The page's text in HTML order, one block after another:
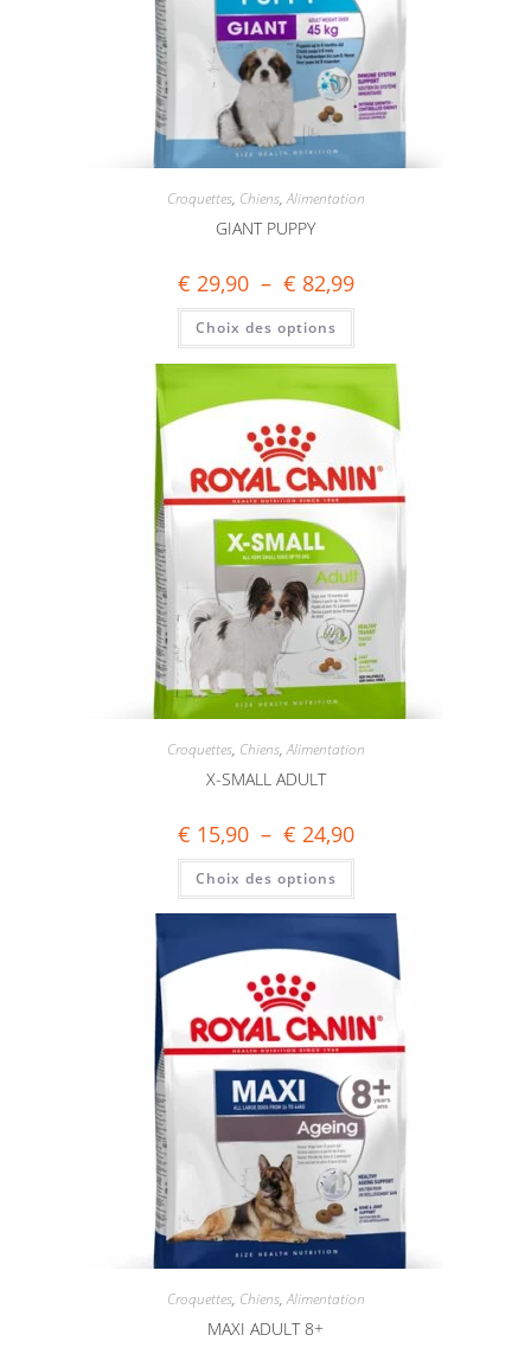
Croquettes, Chiens,Alimentation
GIANT PUPPY
€ 29,90 – € 82,99
Choix des options
Croquettes, Chiens,Alimentation
X-SMALL ADULT
€ 15,90 – € 24,90
Choix des options
Croquettes, Chiens,Alimentation
MAXI ADULT 8+